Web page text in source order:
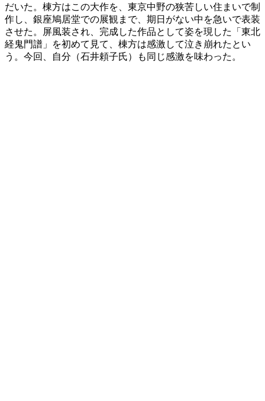
だいた。棟方はこの大作を、東京中野の狭苦しい住まいで制
作し、銀座鳩居堂での展観まで、期日がない中を急いで表装
させた。屏風装され、完成した作品として姿を現した「東北
経鬼門譜」を初めて見て、棟方は感激して泣き崩れたとい
う。今回、自分（石井頼子氏）も同じ感激を味わった。